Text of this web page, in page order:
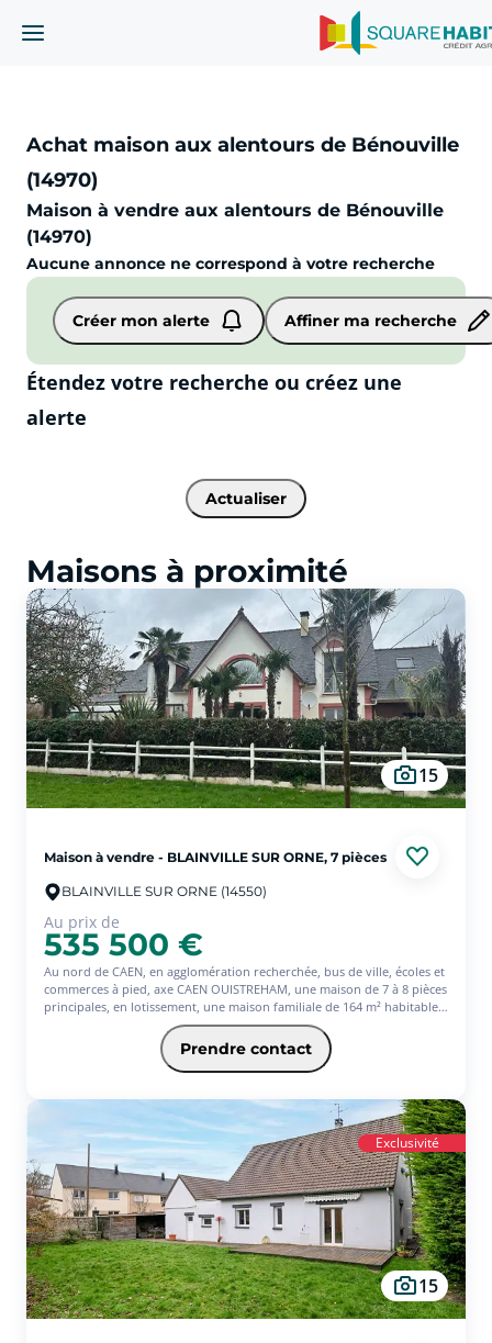
Achat maison aux alentours de Bénouville
(14970)
Maison à vendre aux alentours de Bénouville
(14970)
Aucune annonce ne correspond à votre recherche
Maison Bénouville (14970)
Créer mon alerte Affiner ma recherche
Étendez votre recherche ou créez une
alerte
Actualiser
Maisons à proximité
15
Maison à vendre - BLAINVILLE SUR ORNE, 7 pièces
BLAINVILLE SUR ORNE (14550)
Au prix de
535 500 €
Au nord de CAEN, en agglomération recherchée, bus de ville, écoles et
commerces à pied, axe CAEN OUISTREHAM, une maison de 7 à 8 pièces
principales, en lotissement, une maison familiale de 164 m² habitables
(200 m² utiles), 2003 un grand espace de réception de 50 m² avec un
poêle à bois Godin composé d'un séjour, un salon et salle à manger, le
tout ouvert sur la cuisine familiale qui donne accès à une véranda,
arrière cuisine, deux garages, quatre à cinq chambres dont une avec
mezzanine à l'étage. Chauffage électrique. Terrasse aménagée, terrain
bien clos avec portail motorisé. Idéal pour un artisan. Jardin de 730
m².
Prendre contact
Exclusivité
15